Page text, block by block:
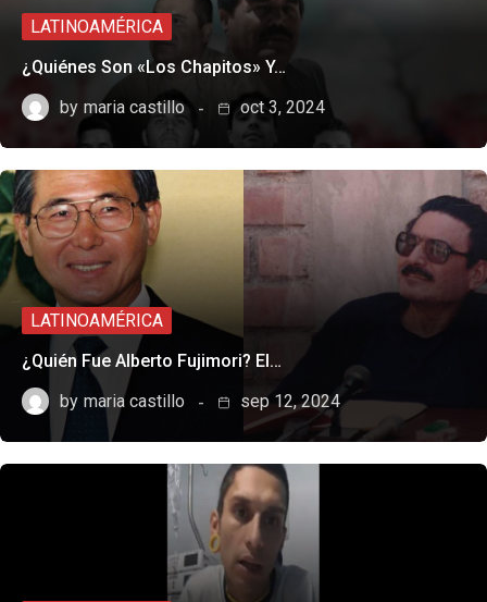
LATINOAMÉRICA
¿Quiénes Son «Los Chapitos» Y…
by maria castillo oct 3, 2024
LATINOAMÉRICA
¿Quién Fue Alberto Fujimori? El…
by maria castillo sep 12, 2024